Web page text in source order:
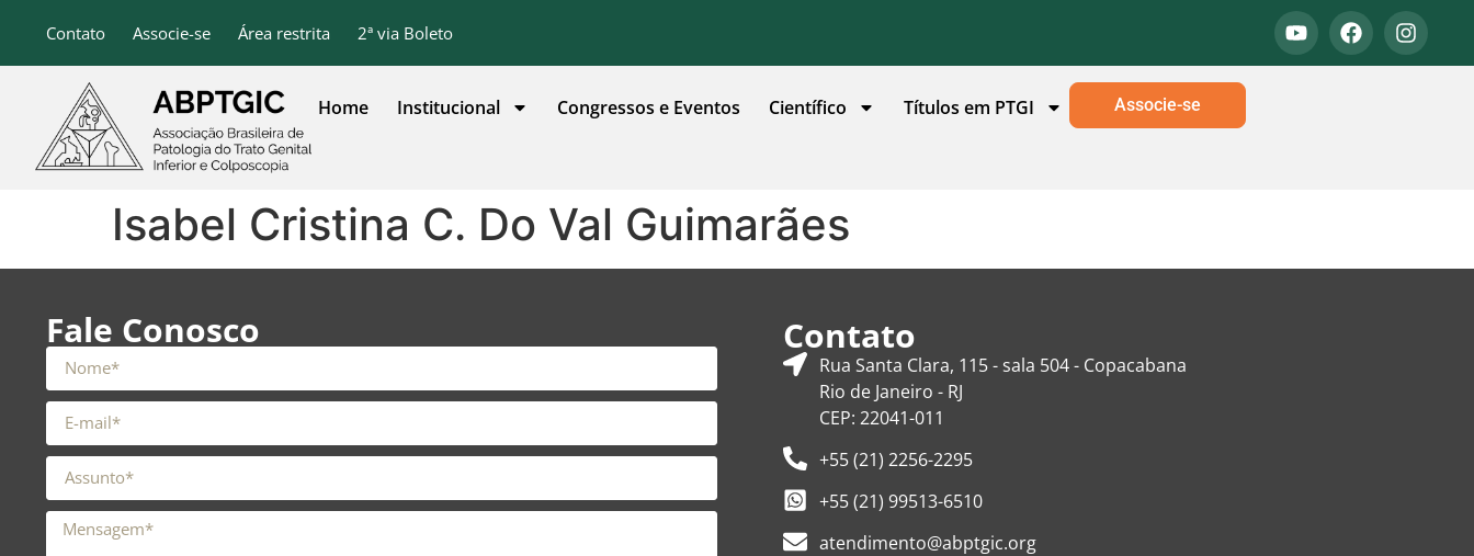
conteúdo
Contato Associe-se Área restrita 2ª via Boleto
Home Institucional Congressos e Eventos Científico Títulos em PTGI Associe-se
Isabel Cristina C. Do Val Guimarães
Fale Conosco Contato
Rua Santa Clara, 115 - sala 504 - Copacabana
Rio de Janeiro - RJ
CEP: 22041-011
+55 (21) 2256-2295
+55 (21) 99513-6510
atendimento@abptgic.org